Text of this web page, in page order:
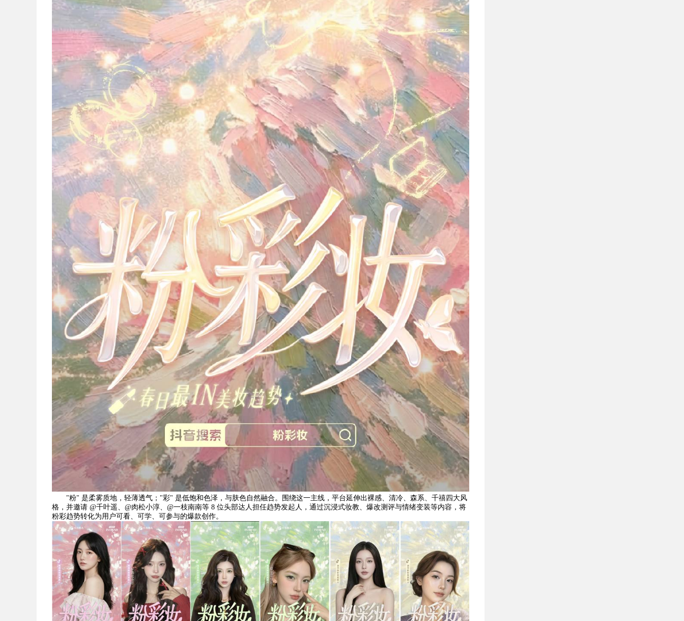
"粉" 是柔雾质地，轻薄透气；"彩" 是低饱和色泽，与肤色自然融合。围绕这一主线，平台延伸出裸感、清冷、森系、千禧四大风
格，并邀请 @千叶遥、@肉松小淳、@一枝南南等 8 位头部达人担任趋势发起人，通过沉浸式妆教、爆改测评与情绪变装等内容，将
粉彩趋势转化为用户可看、可学、可参与的爆款创作。